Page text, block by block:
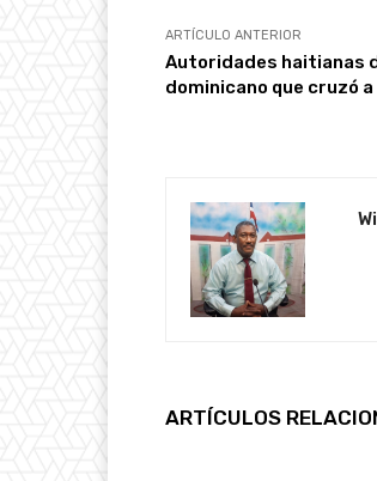
ARTÍCULO ANTERIOR
Autoridades haitianas
dominicano que cruzó
ARTÍCULOS